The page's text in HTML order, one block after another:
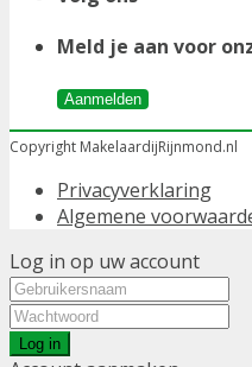
Meld je aan voor
Aanmelden
Copyright MakelaardijRijnmond.nl
Privacyverklaring
Algemene
Log in op uw account
Log in